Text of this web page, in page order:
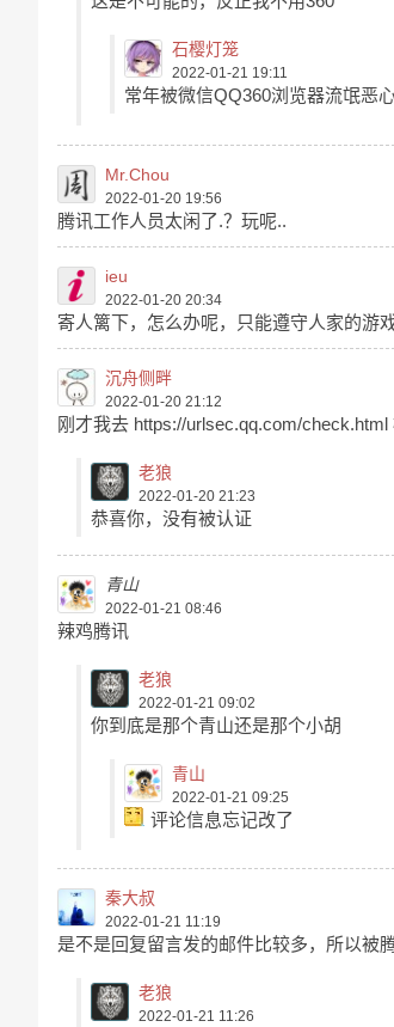
石樱灯笼
2022-01-21 19:11
常年被微信QQ360浏览器流氓恶
Mr.Chou
2022-01-20 19:56
腾讯工作人员太闲了.？玩呢..
ieu
2022-01-20 20:34
寄人篱下，怎么办呢，只能遵守人家的游
沉舟侧畔
2022-01-20 21:12
刚才我去 https://urlsec.qq.com/
老狼
2022-01-20 21:23
恭喜你，没有被认证
青山
2022-01-21 08:46
辣鸡腾讯
老狼
2022-01-21 09:02
你到底是那个青山还是那个小胡
青山
2022-01-21 09:25
评论信息忘记改了
秦大叔
2022-01-21 11:19
是不是回复留言发的邮件比较多，所以被
老狼
2022-01-21 11:26